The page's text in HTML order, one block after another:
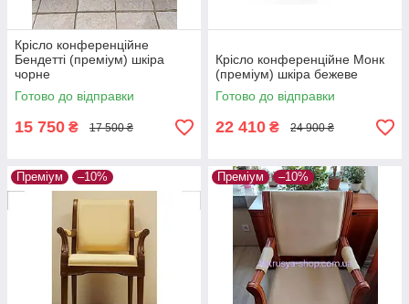
Крісло конференційне
Бендетті (преміум) шкіра
чорне
Готово до відправки
15 750 ₴ 17 500 ₴
Крісло конференційне Монк
(преміум) шкіра бежеве
Готово до відправки
22 410 ₴ 24 900 ₴
Преміум –10% Преміум –10%